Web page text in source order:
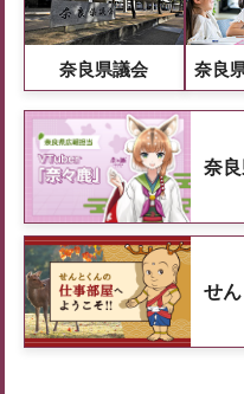
奈良県議会 奈良
奈
せ